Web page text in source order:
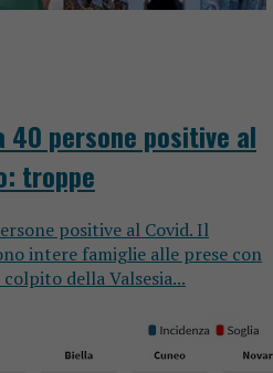
40 persone positive al
troppe
positive al Covid. Il
intere famiglie alle prese con
colpito della Valsesia...